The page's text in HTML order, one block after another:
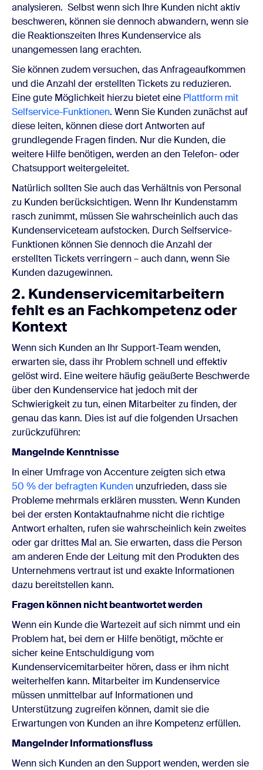
analysieren. Selbst wenn sich Ihre Kunden nicht aktiv
beschweren, können sie dennoch abwandern, wenn sie
die Reaktionszeiten Ihres Kundenservice als
unangemessen lang erachten.
Sie können zudem versuchen, das Anfrageaufkommen
und die Anzahl der erstellten Tickets zu reduzieren.
Eine gute Möglichkeit hierzu bietet eine Plattform mit
Selfservice-Funktionen. Wenn Sie Kunden zunächst auf
diese leiten, können diese dort Antworten auf
grundlegende Fragen finden. Nur die Kunden, die
weitere Hilfe benötigen, werden an den Telefon- oder
Chatsupport weitergeleitet.
Natürlich sollten Sie auch das Verhältnis von Personal
zu Kunden berücksichtigen. Wenn Ihr Kundenstamm
rasch zunimmt, müssen Sie wahrscheinlich auch das
Kundenserviceteam aufstocken. Durch Selfservice-
Funktionen können Sie dennoch die Anzahl der
erstellten Tickets verringern – auch dann, wenn Sie
Kunden dazugewinnen.
2. Kundenservicemitarbeitern
fehlt es an Fachkompetenz oder
Kontext
Wenn sich Kunden an Ihr Support-Team wenden,
erwarten sie, dass ihr Problem schnell und effektiv
gelöst wird. Eine weitere häufig geäußerte Beschwerde
über den Kundenservice hat jedoch mit der
Schwierigkeit zu tun, einen Mitarbeiter zu finden, der
genau das kann. Dies ist auf die folgenden Ursachen
zurückzuführen:
Mangelnde Kenntnisse
In einer Umfrage von Accenture zeigten sich etwa
50 % der befragten Kunden unzufrieden, dass sie
Probleme mehrmals erklären mussten. Wenn Kunden
bei der ersten Kontaktaufnahme nicht die richtige
Antwort erhalten, rufen sie wahrscheinlich kein zweites
oder gar drittes Mal an. Sie erwarten, dass die Person
am anderen Ende der Leitung mit den Produkten des
Unternehmens vertraut ist und exakte Informationen
dazu bereitstellen kann.
Fragen können nicht beantwortet werden
Wenn ein Kunde die Wartezeit auf sich nimmt und ein
Problem hat, bei dem er Hilfe benötigt, möchte er
sicher keine Entschuldigung vom
Kundenservicemitarbeiter hören, dass er ihm nicht
weiterhelfen kann. Mitarbeiter im Kundenservice
müssen unmittelbar auf Informationen und
Unterstützung zugreifen können, damit sie die
Erwartungen von Kunden an ihre Kompetenz erfüllen.
Mangelnder Informationsfluss
Wenn sich Kunden an den Support wenden, werden sie